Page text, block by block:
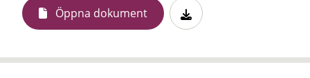
Öppna dokument